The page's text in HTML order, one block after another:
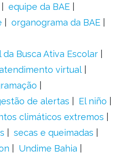
equipe da BAE
organograma da BAE
Busca Ativa Escolar
virtual
de alertas
El niño
climáticos extremos
secas e queimadas
Undime Bahia